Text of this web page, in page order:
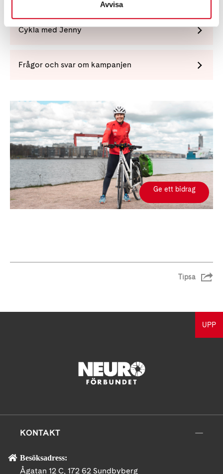
Avvisa
Cykla med Jenny
Frågor och svar om kampanjen
Ge ett bidrag
Tipsa
UPP
KONTAKT
Besöksadress:
Ågatan 12 C, 172 62 Sundbyberg